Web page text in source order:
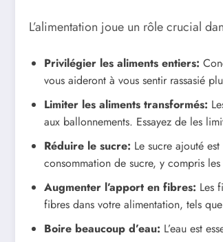
L’alimentation joue un rôle crucial
Privilégier les aliments entiers:
vous aideront à vous sentir rassasié
Limiter les aliments transformés:
aux ballonnements. Essayez de les
Réduire le sucre: Le sucre ajouté
consommation de sucre, y compris
Augmenter l’apport en fibres: Les
fibres dans votre alimentation, tels
Boire beaucoup d’eau: L’eau est